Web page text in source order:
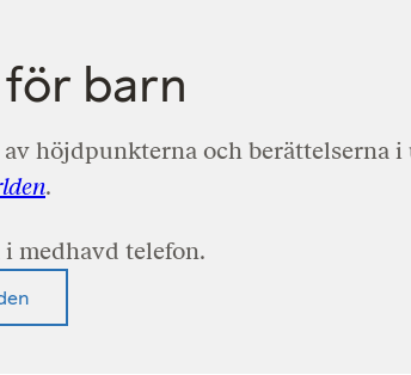
barn
höjdpunkterna och berättelserna
.
medhavd telefon.